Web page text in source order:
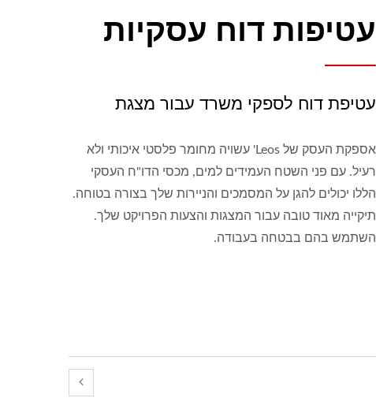
עטיפות דוח עסקיות
עטיפת דוח לספקי משרד עבור מצגת
אספקת העסק של Leos' עשויה מחומר פלסטי איכותי ולא
רעיל. עם פני השטח העמידים למים, מכסי הדו"ח העסקי
הללו יכולים להגן על המסמכים והניירות שלך בצורה בטוחה.
תיקייה מאוד טובה עבור המצגות והצעות הפרויקט שלך.
השתמש בהם בבטחה בעבודה.